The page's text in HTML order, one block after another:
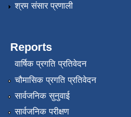
श्रम संसार प्रणाली
Reports
वार्षिक प्रगति प्रतिवेदन
चौमासिक प्रगति प्रतिवेदन
सार्वजनिक सुनुवाई
सार्वजनिक परीक्षण